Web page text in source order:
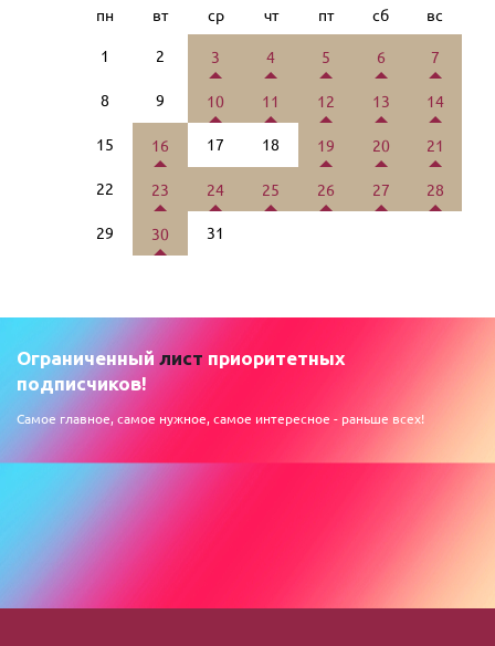
пн вт ср чт пт сб вс
1 2 3 4 5 6 7
8 9 10 11 12 13 14
15 16 17 18 19 20 21
22 23 24 25 26 27 28
29 30 31
Ограниченный лист приоритетных
подписчиков!
Самое главное, самое нужное, самое интересное - раньше всех!